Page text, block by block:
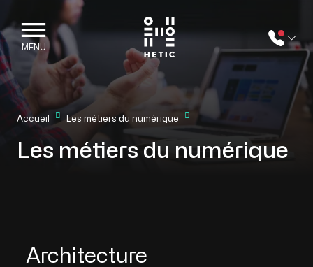
Skip to main content
Mobile navigation
MENU
Accueil Les métiers du numérique
Les métiers du numérique
Architecture